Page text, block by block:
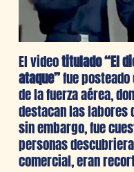
El videotitulado “El
ataque”fue
de la fuerza aérea,
destacan las labores
sin embargo, fue
personas
comercial, eran